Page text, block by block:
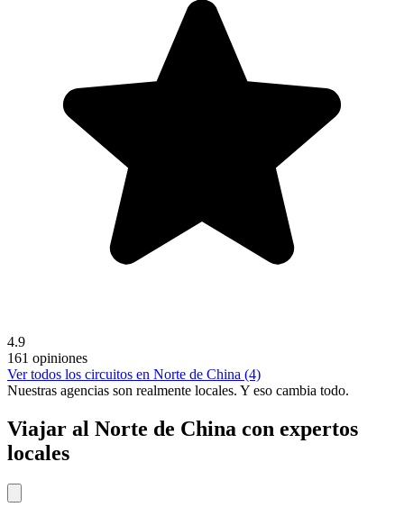
4.9
161 opiniones
Ver todos los circuitos en Norte de China (4)
Nuestras agencias son realmente locales. Y eso cambia todo.
Viajar al Norte de China con expertos
locales